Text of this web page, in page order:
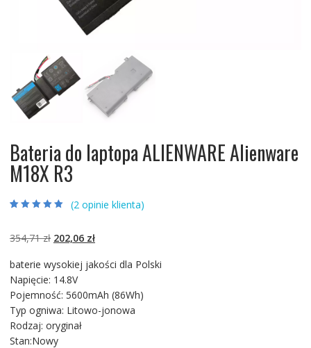
Bateria do laptopa ALIENWARE Alienware
M18X R3
podstawie
klientów
(2opinie klienta)
354,71zł Pierwotna
wynosiła:
354,71 zł.
202,06 złAktualna
wynosi:
baterie wysokiej jakości dla Polski
Napięcie: 14.8V
Pojemność: 5600mAh (86Wh)
Typ ogniwa: Litowo-jonowa
Rodzaj: oryginał
Stan:Nowy